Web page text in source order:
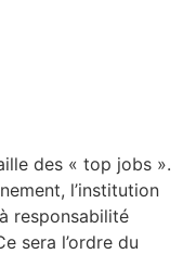
des « top jobs ».
l’institution
res­pon­sa­bi­li­té
sera l’ordre du